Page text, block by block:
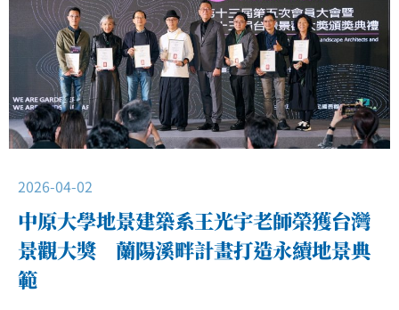
2026-04-02
中原大學地景建築系王光宇老師榮獲台灣
景觀大獎 蘭陽溪畔計畫打造永續地景典
範